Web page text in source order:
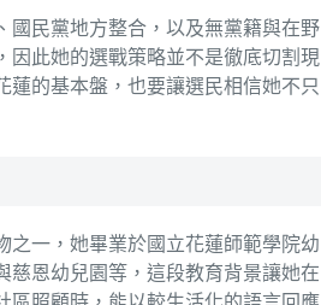
國民黨地方整合，以及無黨籍與在野
因此她的選戰策略並不是徹底切割現
蓮的基本盤，也要讓選民相信她不只
之一，她畢業於國立花蓮師範學院幼
慈恩幼兒園等，這段教育背景讓她在